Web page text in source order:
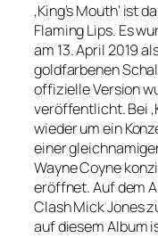
‚King’s Mouth‘ ist
Flaming Lips. Es
am 13. April 2019
goldfarbenen
offizielle Version
veröffentlicht. Bei
wieder um ein
einer
Wayne Coyne
eröffnet. Auf dem
Clash Mick Jones
auf diesem Album